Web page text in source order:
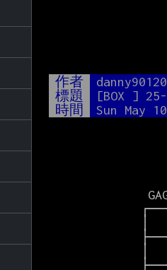
作者
標題
[BOX ]
時間
Sun May